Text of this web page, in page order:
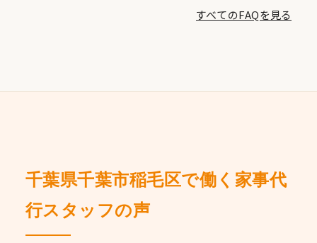
すべてのFAQを見る
千葉県千葉市稲毛区で働く家事代
行スタッフの声